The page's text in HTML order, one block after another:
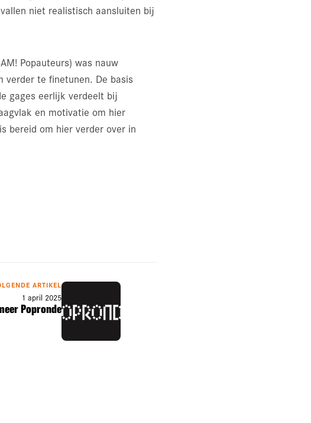
niet realistisch aansluiten bij
Popauteurs) was nauw
verder te finetunen. De basis
gages eerlijk verdeelt bij
en motivatie om hier
bereid om hier verder over in
ARTIKEL
1 april 2025
Popronde